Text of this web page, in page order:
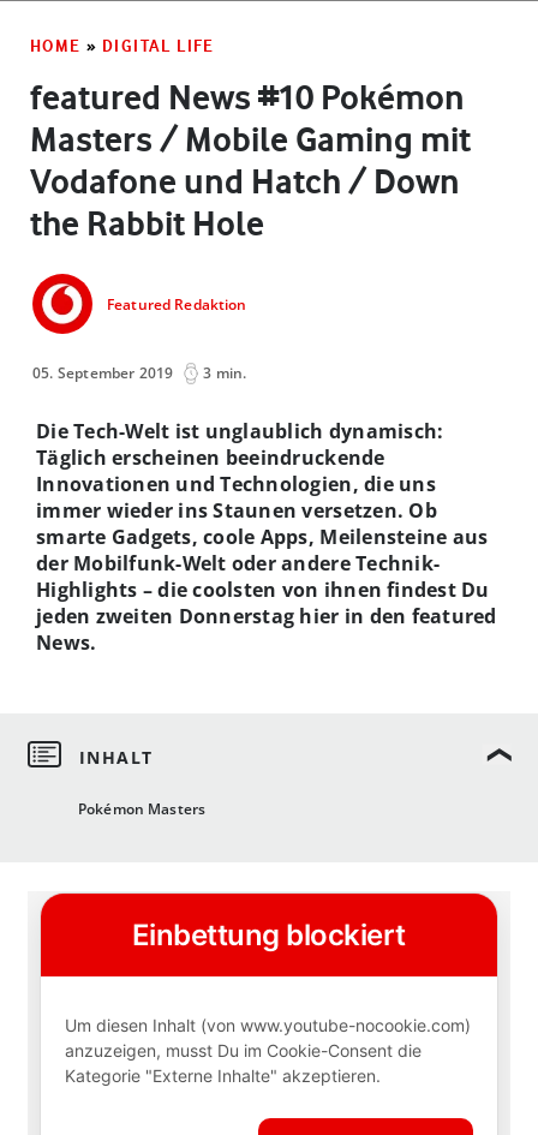
HOME » DIGITAL LIFE
featured News #10 Pokémon
Masters / Mobile Gaming mit
Vodafone und Hatch / Down
the Rabbit Hole
Featured Redaktion
05. September 2019 3 min.
Pokémon Masters
Die Tech-Welt ist unglaublich dynamisch:
Täglich erscheinen beeindruckende
Innovationen und Technologien, die uns
immer wieder ins Staunen versetzen. Ob
smarte Gadgets, coole Apps, Meilensteine aus
der Mobilfunk-Welt oder andere Technik-
Highlights – die coolsten von ihnen findest Du
jeden zweiten Donnerstag hier in den featured
News.